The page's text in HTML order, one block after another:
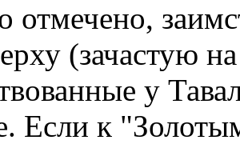
отмечено,
(зачастую
у
Если к